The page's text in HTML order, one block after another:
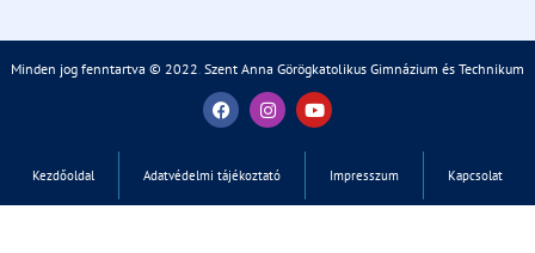
Minden jog fenntartva © 2022. Szent Anna Görögkatolikus Gimnázium és Technikum
Kezdőoldal Adatvédelmi tájékoztató Impresszum Kapcsolat